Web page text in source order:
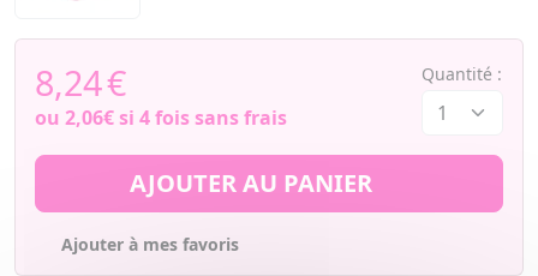
8,24€
ou 2,06€si 4 fois sans frais
Quantité :
AJOUTER AU PANIER
Ajouter à mes favoris